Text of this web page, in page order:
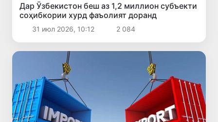
Дар Ӯзбекистон беш аз 1,2 миллион субъекти
соҳибкории хурд фаъолият доранд
31 июл 2026, 10:12 2 084